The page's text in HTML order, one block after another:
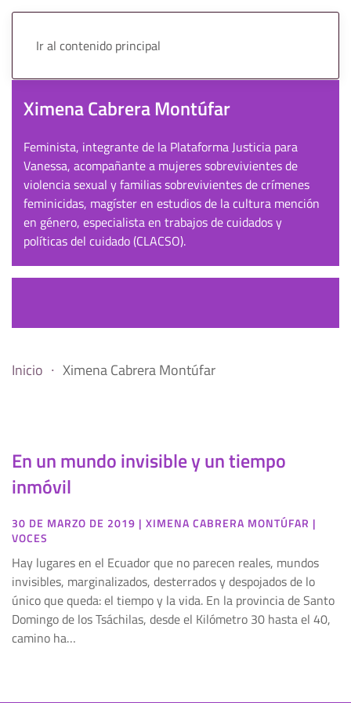
Ir al contenido principal
Ximena Cabrera Montúfar
Feminista, integrante de la Plataforma Justicia para
Vanessa, acompañante a mujeres sobrevivientes de
violencia sexual y familias sobrevivientes de crímenes
feminicidas, magíster en estudios de la cultura mención
en género, especialista en trabajos de cuidados y
políticas del cuidado (CLACSO).
Inicio Ximena Cabrera Montúfar
En un mundo invisible y un tiempo
inmóvil
30 DE MARZO DE 2019 | XIMENA CABRERA MONTÚFAR |
VOCES
Hay lugares en el Ecuador que no parecen reales, mundos
invisibles, marginalizados, desterrados y despojados de lo
único que queda: el tiempo y la vida. En la provincia de Santo
Domingo de los Tsáchilas, desde el Kilómetro 30 hasta el 40,
camino ha…